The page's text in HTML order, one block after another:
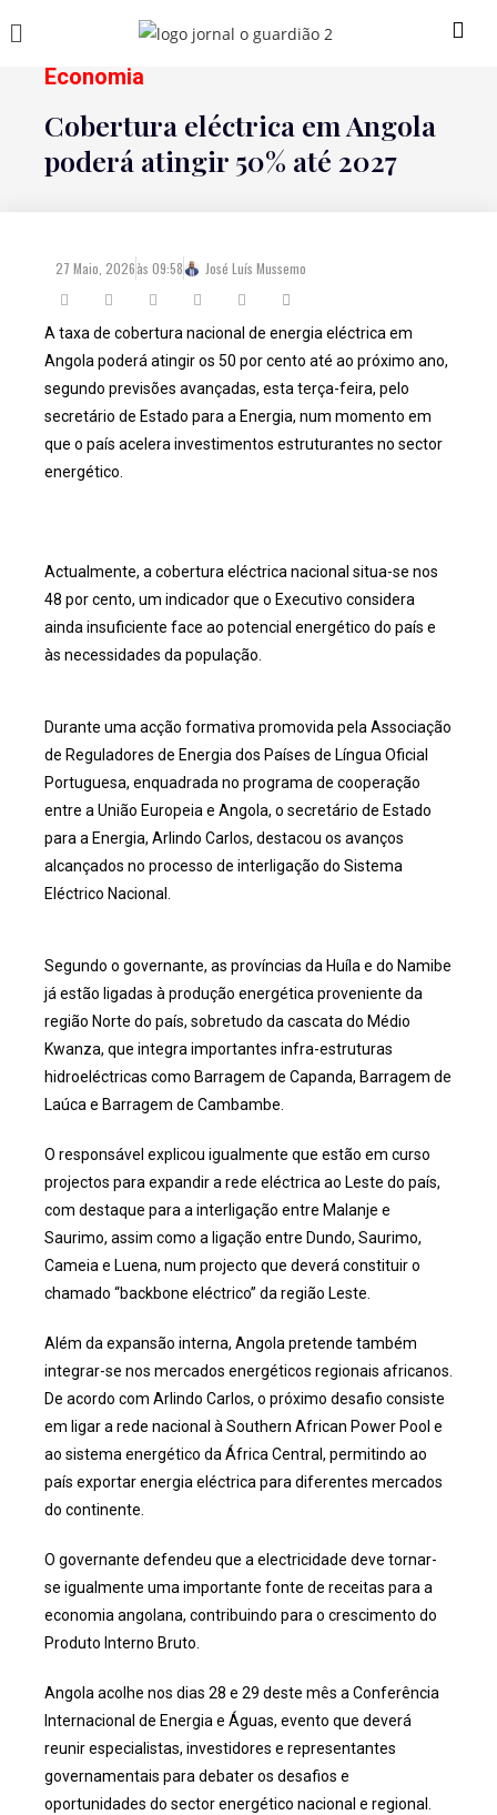
Economia
Cobertura eléctrica em Angola
poderá atingir 50% até 2027
27 Maio, 2026às 09:58 José Luís Mussemo
A taxa de cobertura nacional de energia eléctrica em
Angola poderá atingir os 50 por cento até ao próximo ano,
segundo previsões avançadas, esta terça-feira, pelo
secretário de Estado para a Energia, num momento em
que o país acelera investimentos estruturantes no sector
energético.
Actualmente, a cobertura eléctrica nacional situa-se nos
48 por cento, um indicador que o Executivo considera
ainda insuficiente face ao potencial energético do país e
às necessidades da população.
Durante uma acção formativa promovida pela Associação
de Reguladores de Energia dos Países de Língua Oficial
Portuguesa, enquadrada no programa de cooperação
entre a União Europeia e Angola, o secretário de Estado
para a Energia, Arlindo Carlos, destacou os avanços
alcançados no processo de interligação do Sistema
Eléctrico Nacional.
Segundo o governante, as províncias da Huíla e do Namibe
já estão ligadas à produção energética proveniente da
região Norte do país, sobretudo da cascata do Médio
Kwanza, que integra importantes infra-estruturas
hidroeléctricas como Barragem de Capanda, Barragem de
Laúca e Barragem de Cambambe.
O responsável explicou igualmente que estão em curso
projectos para expandir a rede eléctrica ao Leste do país,
com destaque para a interligação entre Malanje e
Saurimo, assim como a ligação entre Dundo, Saurimo,
Cameia e Luena, num projecto que deverá constituir o
chamado “backbone eléctrico” da região Leste.
Além da expansão interna, Angola pretende também
integrar-se nos mercados energéticos regionais africanos.
De acordo com Arlindo Carlos, o próximo desafio consiste
em ligar a rede nacional à Southern African Power Pool e
ao sistema energético da África Central, permitindo ao
país exportar energia eléctrica para diferentes mercados
do continente.
O governante defendeu que a electricidade deve tornar-
se igualmente uma importante fonte de receitas para a
economia angolana, contribuindo para o crescimento do
Produto Interno Bruto.
Angola acolhe nos dias 28 e 29 deste mês a Conferência
Internacional de Energia e Águas, evento que deverá
reunir especialistas, investidores e representantes
governamentais para debater os desafios e
oportunidades do sector energético nacional e regional.